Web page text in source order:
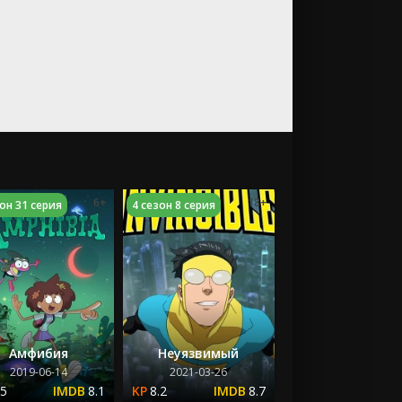
Амфибия
2019-06-14
8.1
31 серия 6+
Неуязвимый
2021-03-26
8.2 8.7
4 сезон 8 серия 18+